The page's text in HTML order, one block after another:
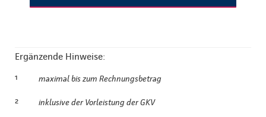
Ergänzende Hinweise:
¹ maximal bis zum Rechnungsbetrag
² inklusive der Vorleistung der GKV